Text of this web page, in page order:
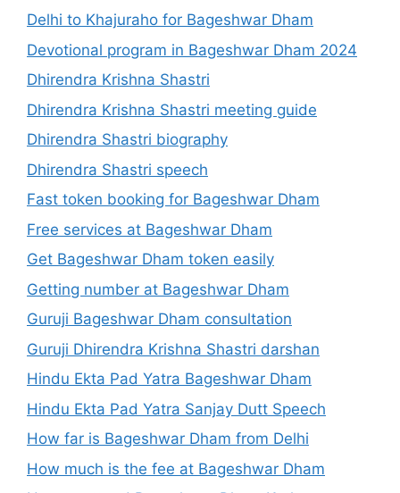
Delhi to Khajuraho for Bageshwar Dham
Devotional program in Bageshwar Dham 2024
Dhirendra Krishna Shastri
Dhirendra Krishna Shastri meeting guide
Dhirendra Shastri biography
Dhirendra Shastri speech
Fast token booking for Bageshwar Dham
Free services at Bageshwar Dham
Get Bageshwar Dham token easily
Getting number at Bageshwar Dham
Guruji Bageshwar Dham consultation
Guruji Dhirendra Krishna Shastri darshan
Hindu Ekta Pad Yatra Bageshwar Dham
Hindu Ekta Pad Yatra Sanjay Dutt Speech
How far is Bageshwar Dham from Delhi
How much is the fee at Bageshwar Dham